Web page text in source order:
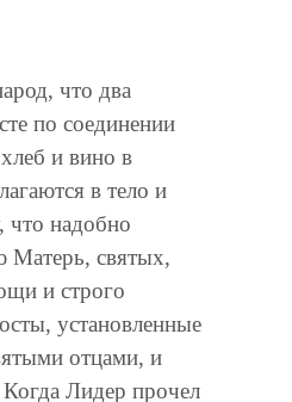
что два
по соединении
и вино в
в тело и
что надобно
Матерь, святых,
и строго
установленные
отцами, и
Лидер прочел